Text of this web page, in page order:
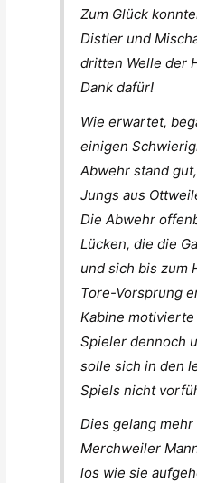
Zum Glück
Distler und
dritten Welle der
Dank dafür!
Wie erwartet,
einigen
Abwehr stand
Jungs aus
Die Abwehr
Lücken, die die
und sich bis zum
Tore-Vorsprung
Kabine
Spieler dennoch
solle sich in den
Spiels nicht
Dies gelang
Merchweiler
los wie sie